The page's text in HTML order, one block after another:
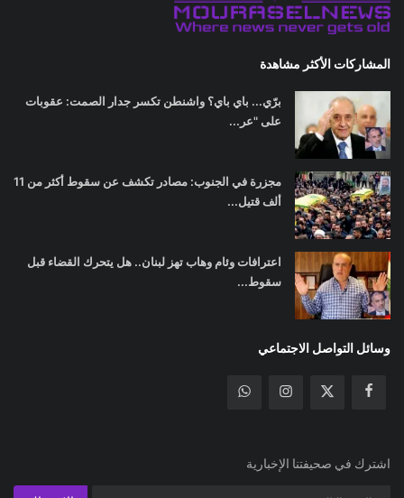
المشاركات الأكثر مشاهدة
برّي... باي باي؟ واشنطن تكسر جدار الصمت: عقوبات
على "عر...
مجزرة في الجنوب: مصادر تكشف عن سقوط أكثر من 11
ألف قتيل...
اعترافات وئام وهاب تهز لبنان.. هل يتحرك القضاء قبل
سقوط...
وسائل التواصل الاجتماعي
اشترك في صحيفتنا الإخبارية